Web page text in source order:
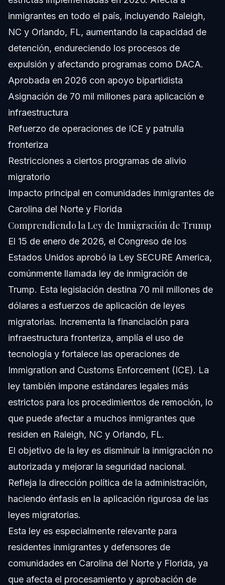
inmigrantes en todo el país, incluyendo Raleigh,
NC y Orlando, FL, aumentando la capacidad de
detención, endureciendo los procesos de
expulsión y afectando programas como DACA.
Aprobada en 2026 con apoyo bipartidista
Asignación de 70 mil millones para aplicación e
infraestructura
Refuerzo de operaciones de ICE y patrulla
fronteriza
Restricciones a ciertos programas de alivio
migratorio
Impacto principal en comunidades inmigrantes de
Carolina del Norte y Florida
Comprendiendo la Ley de Inmigración de Trump
El 15 de enero de 2026, el Congreso de los
Estados Unidos aprobó la Ley SECURE America,
comúnmente llamada ley de inmigración de
Trump. Esta legislación destina 70 mil millones de
dólares a esfuerzos de aplicación de leyes
migratorias. Incrementa la financiación para
infraestructura fronteriza, amplía el uso de
tecnología y fortalece las operaciones de
Immigration and Customs Enforcement (ICE). La
ley también impone estándares legales más
estrictos para los procedimientos de remoción, lo
que puede afectar a muchos inmigrantes que
residen en Raleigh, NC y Orlando, FL.
El objetivo de la ley es disminuir la inmigración no
autorizada y mejorar la seguridad nacional.
Refleja la dirección política de la administración,
haciendo énfasis en la aplicación rigurosa de las
leyes migratorias.
Esta ley es especialmente relevante para
residentes inmigrantes y defensores de
comunidades en Carolina del Norte y Florida, ya
que afecta el procesamiento y aprobación de